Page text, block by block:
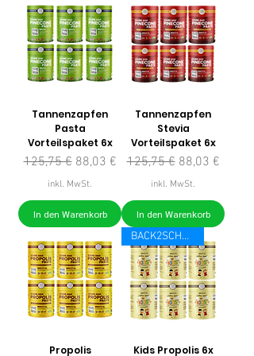
Tannenzapfen
Pasta
Vorteilspaket 6x
Standardpreis
125,75 € Sale-Preis
88,03 €
inkl. MwSt.
In den Warenkorb
Tannenzapfen
Stevia
Vorteilspaket 6x
Standardpreis
125,75 € Sale-Preis
88,03 €
inkl. MwSt.
In den Warenkorb
Propolis
BACK2SCHOOL
Kids Propolis 6x